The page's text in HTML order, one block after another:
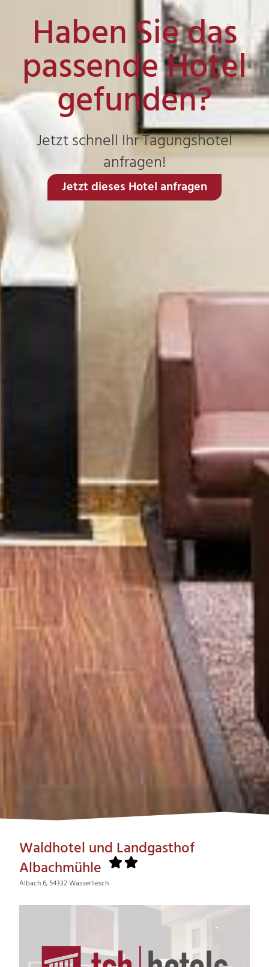
Haben Sie das
passende Hotel
gefunden?
Jetzt schnell Ihr Tagungshotel
anfragen!
Jetzt dieses Hotel anfragen
Waldhotel und Landgasthof
Albachmühle
Albach 6, 54332 Wasserliesch